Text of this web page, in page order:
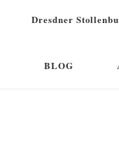
Dresdner
BLOG